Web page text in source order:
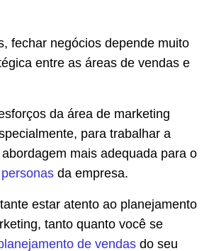
fechar negócios depende muito
entre as áreas de vendas e
da área de marketing
para trabalhar a
mais adequada para o
personas da empresa.
estar atento ao planejamento
tanto quanto você se
de vendas do seu